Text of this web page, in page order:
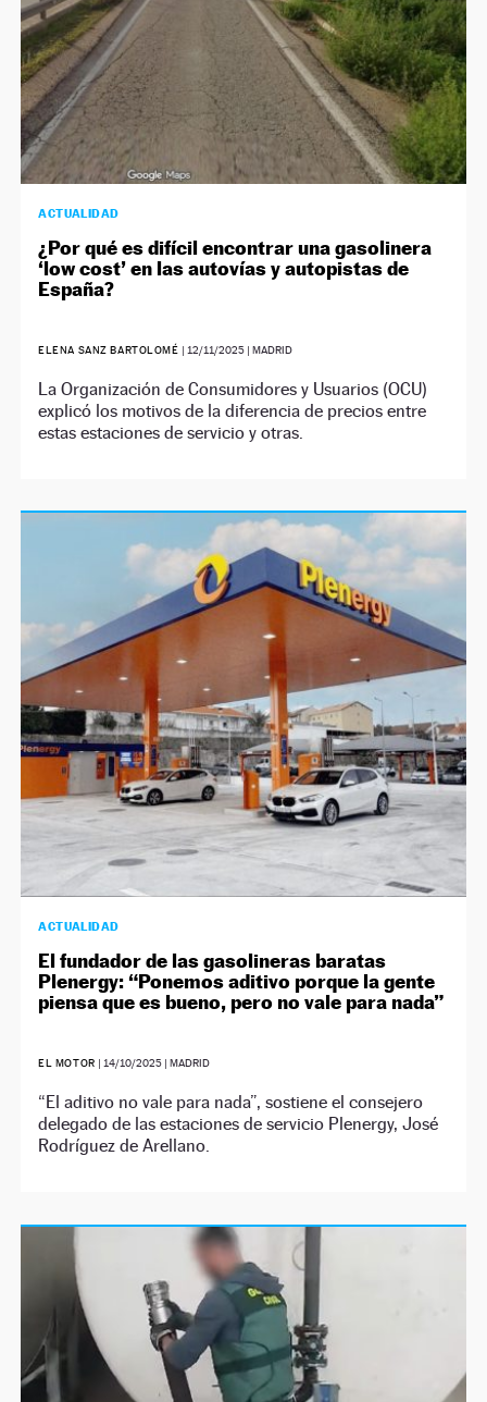
ACTUALIDAD
¿Por qué es difícil encontrar una gasolinera
‘low cost’ en las autovías y autopistas de
España?
ELENA SANZ BARTOLOMÉ | 12/11/2025| MADRID
La Organización de Consumidores y Usuarios (OCU)
explicó los motivos de la diferencia de precios entre
estas estaciones de servicio y otras.
ACTUALIDAD
El fundador de las gasolineras baratas
Plenergy: “Ponemos aditivo porque la gente
piensa que es bueno, pero no vale para nada”
EL MOTOR | 14/10/2025| MADRID
“El aditivo no vale para nada”, sostiene el consejero
delegado de las estaciones de servicio Plenergy, José
Rodríguez de Arellano.